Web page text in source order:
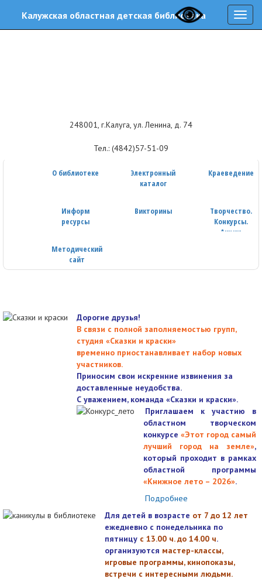
Калужская областная детская библиотека
248001, г.Калуга, ул. Ленина, д. 74
Тел.: (4842)57-51-09
О библиотеке
Электронный
каталог
Краеведение
Информ
ресурсы
Викторины
Творчество.
Конкурсы.
Акции
Методический
сайт
Дорогие друзья!
В связи с полной заполняемостью групп,
студия «Сказки и краски»
временно приостанавливает набор новых
участников.
Приносим свои искренние извинения за
доставленные неудобства.
С уважением, команда «Сказки и краски».
Приглашаем к участию в
областном творческом
конкурсе «Этот город самый
лучший город на земле»,
который проходит в рамках
областной программы
«Книжное лето – 2026».
Подробнее
Для детей в возрасте от 7 до 12 лет
ежедневно с понедельника по
пятницу с 13.00 ч. до 14.00 ч.
организуются мастер-классы,
игровые программы, кинопоказы,
встречи с интересными людьми.